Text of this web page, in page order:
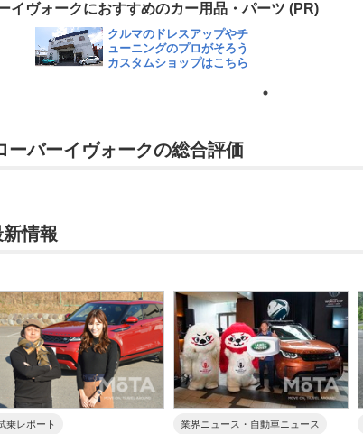
イヴォークにおすすめのカー用品・パーツ (PR)
クルマのドレスアップやチ
ューニングのプロがそろう
カスタムショップはこちら
ーバーイヴォークの総合評価
情報
乗レポート 業界ニュース・自動車ニュース